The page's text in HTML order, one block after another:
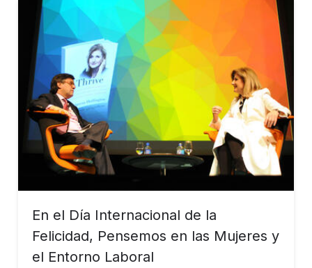
En el Día Internacional de la
Felicidad, Pensemos en las Mujeres y
el Entorno Laboral